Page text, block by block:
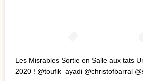
Les Misrables Sortie en Salle aux tats
2020 ! @toufik_ayadi @christofbarral